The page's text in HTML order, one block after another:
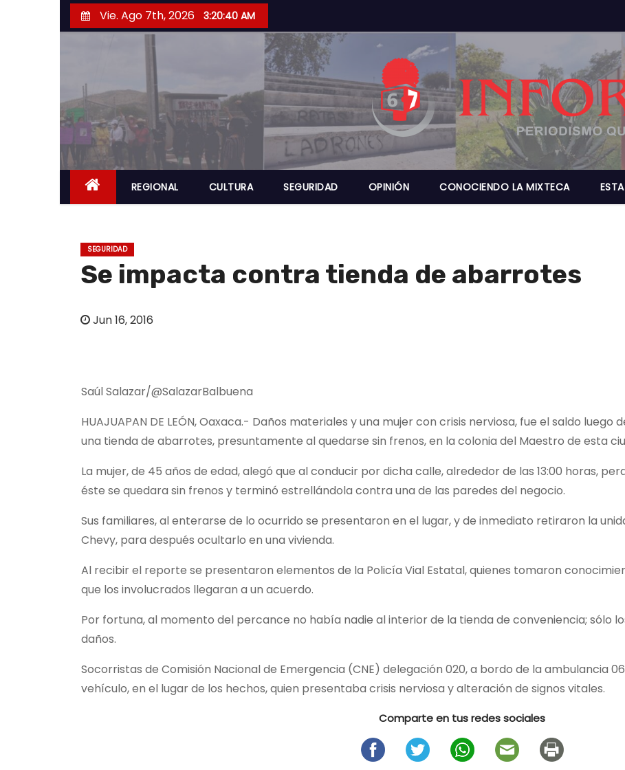
a
r
a
l
n
Vie. Ago 7th, 2026 3:20:41 AM
REGIONAL CULTURA SEGURIDAD OPINIÓN CONOCIENDO LA MIXTECA
SEGURIDAD
Se impacta contra tienda de abarrotes
Jun 16, 2016
Saúl Salazar/@SalazarBalbuena
HUAJUAPAN DE LEÓN, Oaxaca.- Daños materiales y una mujer con crisis nerviosa, fue el saldo
una tienda de abarrotes, presuntamente al quedarse sin frenos, en la colonia del Maestro de esta
La mujer, de 45 años de edad, alegó que al conducir por dicha calle, alrededor de las 13:00 horas,
éste se quedara sin frenos y terminó estrellándola contra una de las paredes del negocio.
Sus familiares, al enterarse de lo ocurrido se presentaron en el lugar, y de inmediato retiraron la
Chevy, para después ocultarlo en una vivienda.
Al recibir el reporte se presentaron elementos de la Policía Vial Estatal, quienes tomaron
que los involucrados llegaran a un acuerdo.
Por fortuna, al momento del percance no había nadie al interior de la tienda de conveniencia; sólo
daños.
Socorristas de Comisión Nacional de Emergencia (CNE) delegación 020, a bordo de la ambulancia
vehículo, en el lugar de los hechos, quien presentaba crisis nerviosa y alteración de signos vitales.
Comparte en tus redes sociales